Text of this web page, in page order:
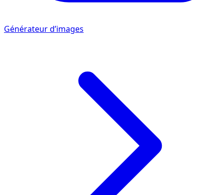
Générateur d’images